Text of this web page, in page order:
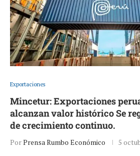
Exportaciones
Mincetur: Exportaciones
alcanzan valor histórico Se
de crecimiento continuo.
PorPrensa Rumbo Económico 5